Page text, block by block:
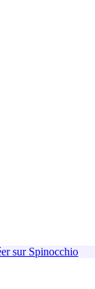
sur Spinocchio